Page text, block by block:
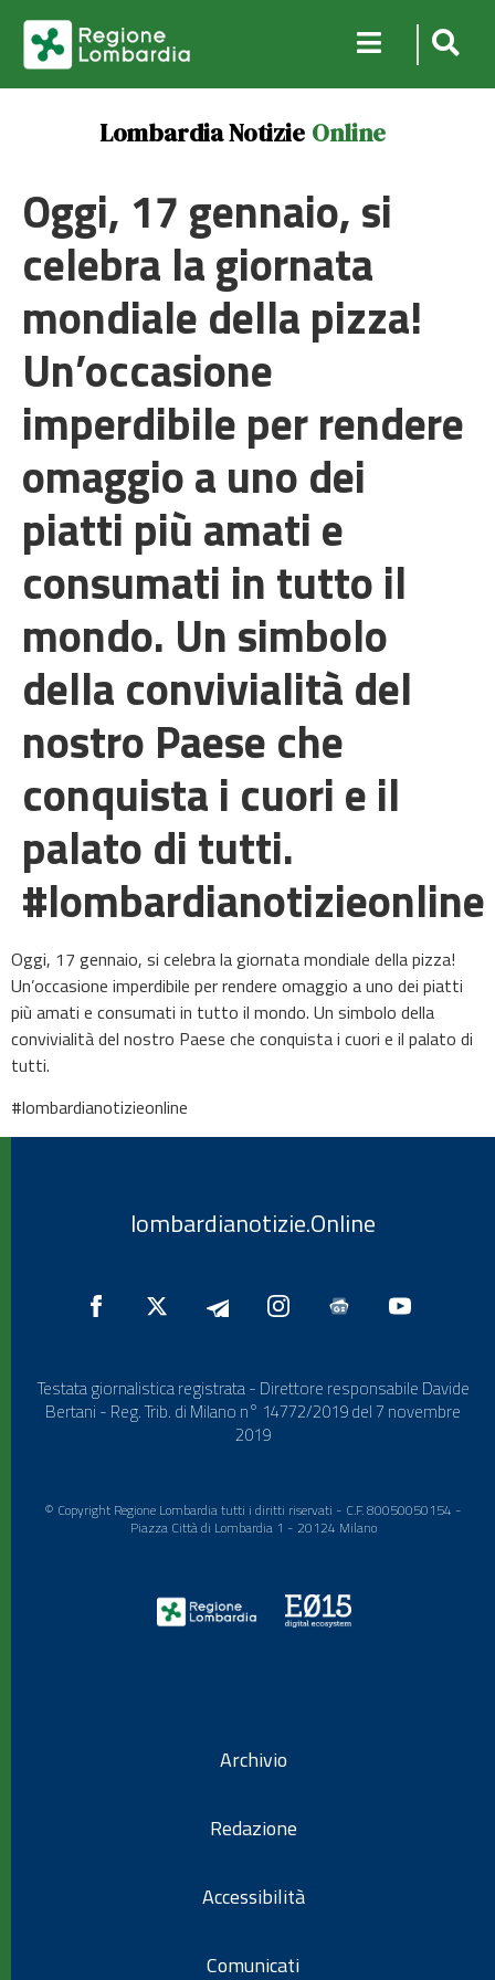
Lombardia Notizie Online
Oggi, 17 gennaio, si
celebra la giornata
mondiale della pizza!
Un’occasione
imperdibile per rendere
omaggio a uno dei
piatti più amati e
consumati in tutto il
mondo. Un simbolo
della convivialità del
nostro Paese che
conquista i cuori e il
palato di tutti.
#lombardianotizieonline
Oggi, 17 gennaio, si celebra la giornata mondiale della pizza!
Un’occasione imperdibile per rendere omaggio a uno dei piatti
più amati e consumati in tutto il mondo. Un simbolo della
convivialità del nostro Paese che conquista i cuori e il palato di
tutti.
#lombardianotizieonline
lombardianotizie.Online
Testata giornalistica registrata - Direttore responsabile Davide
Bertani - Reg. Trib. di Milano n° 14772/2019 del 7 novembre
2019
© Copyright Regione Lombardia tutti i diritti riservati - C.F. 80050050154 -
Piazza Città di Lombardia 1 - 20124 Milano
Archivio
Redazione
Accessibilità
Comunicati